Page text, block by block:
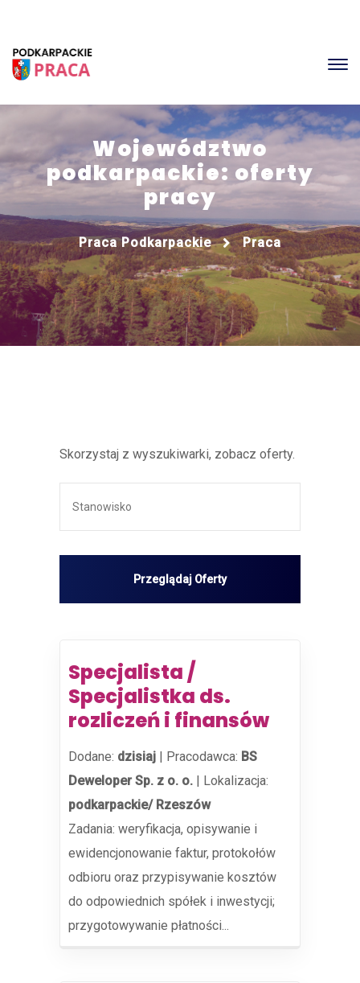
Województwo
podkarpackie: oferty
pracy
Praca Podkarpackie Praca
Skorzystaj z wyszukiwarki, zobacz oferty.
Specjalista /
Specjalistka ds.
rozliczeń i finansów
Dodane: dzisiaj | Pracodawca: BS
Deweloper Sp. z o. o. | Lokalizacja:
podkarpackie/ Rzeszów
Zadania: weryfikacja, opisywanie i
ewidencjonowanie faktur, protokołów
odbioru oraz przypisywanie kosztów
do odpowiednich spółek i inwestycji;
przygotowywanie płatności...